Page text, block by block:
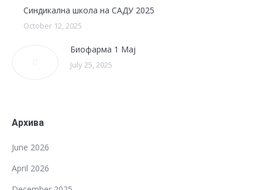
Синдикална школа на САДУ 2025
October 12, 2025
Биофарма 1 Мај
July 25, 2025
Архива
June 2026
April 2026